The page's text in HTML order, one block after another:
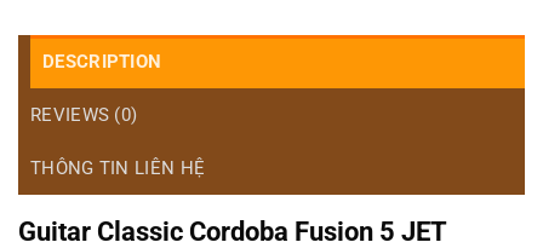
DESCRIPTION
REVIEWS (0)
THÔNG TIN LIÊN HỆ
Guitar Classic Cordoba Fusion 5 JET